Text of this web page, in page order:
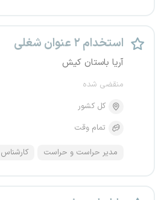
استخدام ۲ عنوان شغلی
آریا باستان کیش
منقضی شده
کل کشور
تمام وقت
مدیر حراست و حراست